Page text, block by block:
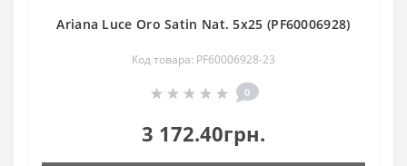
Ariana Luce Oro Satin Nat. 5х25 (PF60006928)
Код товара: PF60006928-23
0
3 172.40грн.